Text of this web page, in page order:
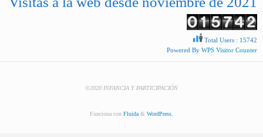
Total Users : 15742
Powered By WPS Visitor Counter
©2020 INFANCIA Y PARTICIPACIÓN
Funciona con Fluida & WordPress.